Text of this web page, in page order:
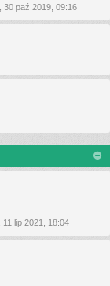
, 30 paź 2019, 09:16
, 11 lip 2021, 18:04